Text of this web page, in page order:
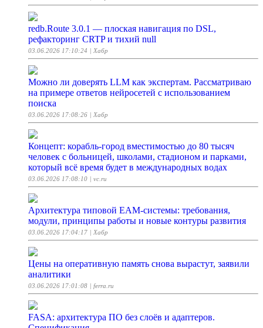
redb.Route 3.0.1 — плоская навигация по DSL,
рефакторинг CRTP и тихий null
03.06.2026 17:10:24 | Хабр
Можно ли доверять LLM как экспертам. Рассматриваю
на примере ответов нейросетей с использованием
поиска
03.06.2026 17:08:26 | Хабр
Концепт: корабль-город вместимостью до 80 тысяч
человек с больницей, школами, стадионом и парками,
который всё время будет в международных водах
03.06.2026 17:08:10 | vc.ru
Архитектура типовой EAM-системы: требования,
модули, принципы работы и новые контуры развития
03.06.2026 17:04:17 | Хабр
Цены на оперативную память снова вырастут, заявили
аналитики
03.06.2026 17:01:08 | ferra.ru
FASA: архитектура ПО без слоёв и адаптеров.